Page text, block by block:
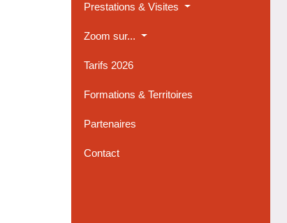
Prestations & Visites
Zoom sur...
Tarifs 2026
Formations & Territoires
Partenaires
Contact